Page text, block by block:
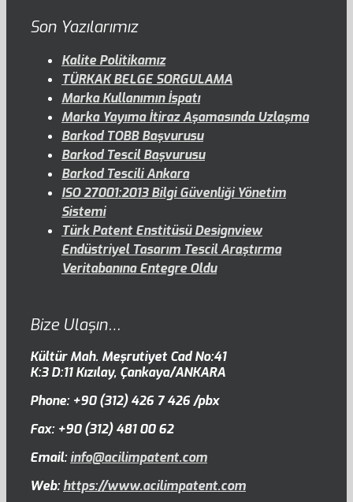
Son Yazılarımız
Kalite Politikamız
TÜRKAK BELGE SORGULAMA
Marka Kullanımın İspatı
Marka Yayıma İtiraz Aşamasında Uzlaşma
Barkod TOBB Başvurusu
Barkod Tescil Başvurusu
Barkod Tescili Ankara
ISO 27001:2013 Bilgi Güvenliği Yönetim
Sistemi
Türk Patent Enstitüsü Designview
Endüstriyel Tasarım Tescil Araştırma
Veritabanına Entegre Oldu
Bize Ulaşın…
Kültür Mah. Meşrutiyet Cad No:41
K:3 D:11 Kızılay, Çankaya/ANKARA
Phone: +90 (312) 426 7 426 /pbx
Fax: +90 (312) 481 00 62
Email:info@acilimpatent.com
Web:https://www.acilimpatent.com